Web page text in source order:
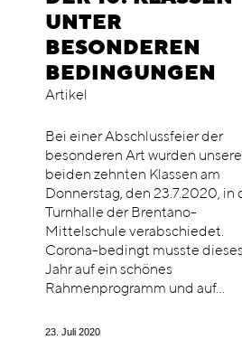
UNTER
BESONDEREN
BEDINGUNGEN
Artikel
Bei einer Abschlussfeier der
besonderen Art wurden unsere
beiden zehnten Klassen am
Donnerstag, den 23.7.2020, in
Turnhalle der Brentano-
Mittelschule verabschiedet.
Corona-bedingt musste dieses
Jahr auf ein schönes
Rahmenprogramm und auf…
23. Juli 2020